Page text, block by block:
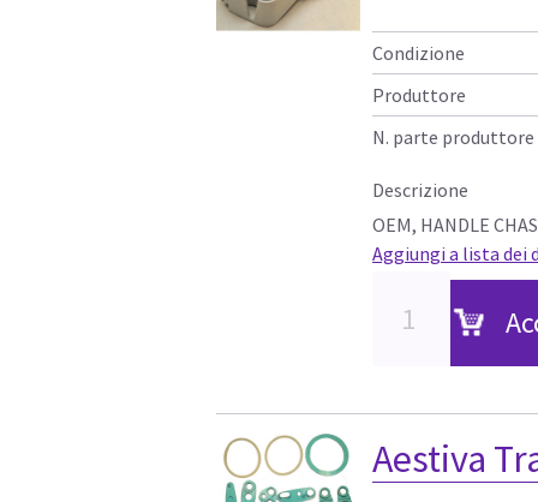
Condizione
Produttore
N. parte produttore
Descrizione
OEM, HANDLE
Aggiungi a lista dei
Aestiva